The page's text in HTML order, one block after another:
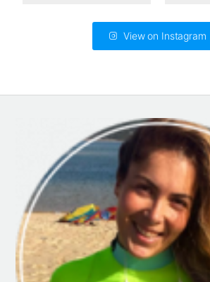
View on Instagram